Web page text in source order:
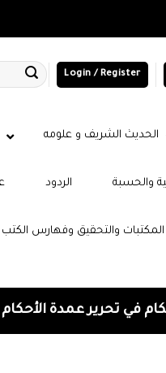
Login / Register
الحديث الشريف و علومه
الردود والحسبة
المكتبات والتحقيق وفهارس الكتب
في تحرير عمدة الأحكام